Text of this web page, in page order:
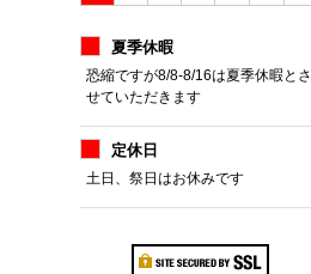
夏季休暇
恐縮ですが8/8-8/16は夏季休暇とさ
せていただきます
定休日
土日、祭日はお休みです